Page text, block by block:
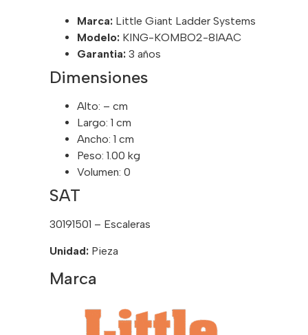
Marca: Little Giant Ladder Systems
Modelo: KING-KOMBO2-8IAAC
Garantia: 3 años
Dimensiones
Alto: – cm
Largo: 1 cm
Ancho: 1 cm
Peso: 1.00 kg
Volumen: 0
SAT
30191501 – Escaleras
Unidad: Pieza
Marca